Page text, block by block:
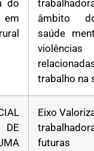
do
âmbito
saúde
violências
trabalho na
DE
Eixo
futuras